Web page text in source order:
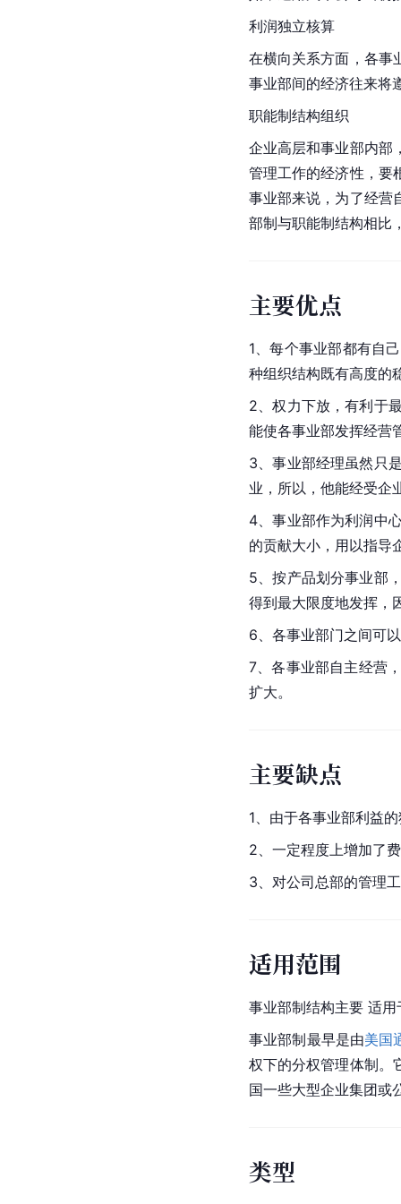
利润独立核算
在横向关系方面，各事
事业部间的经济往来将
职能制结构组织
企业高层和事业部内部
管理工作的经济性，要
事业部来说，为了经营
部制与职能制结构相比
主要优点
1、每个事业部都有自
种组织结构既有高度的
2、权力下放，有利于
能使各事业部发挥经营
3、事业部经理虽然只
业，所以，他能经受企
4、事业部作为利润中
的贡献大小，用以指导
5、按产品划分事业部
得到最大限度地发挥，
6、各事业部门之间可
7、各事业部自主经营
扩大。
主要缺点
1、由于各事业部利益
2、一定程度上增加了
3、对公司总部的管理
适用范围
事业部制结构主要 适
事业部制最早是由美国
权下的分权管理体制。
国一些大型企业集团或
类型